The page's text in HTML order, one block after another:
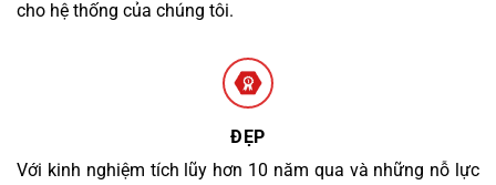
cho hệ thống của chúng tôi.
ĐẸP
Với kinh nghiệm tích lũy hơn 10 năm qua và những nỗ lực